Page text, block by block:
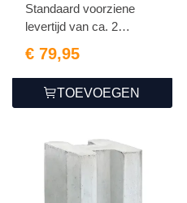
Standaard voorziene
levertijd van ca. 2
€ 79,95
TOEVOEGEN